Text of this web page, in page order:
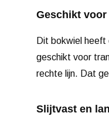
Geschikt
Dit bokwiel
geschikt voor
rechte lijn. Dat
Slijtvast en